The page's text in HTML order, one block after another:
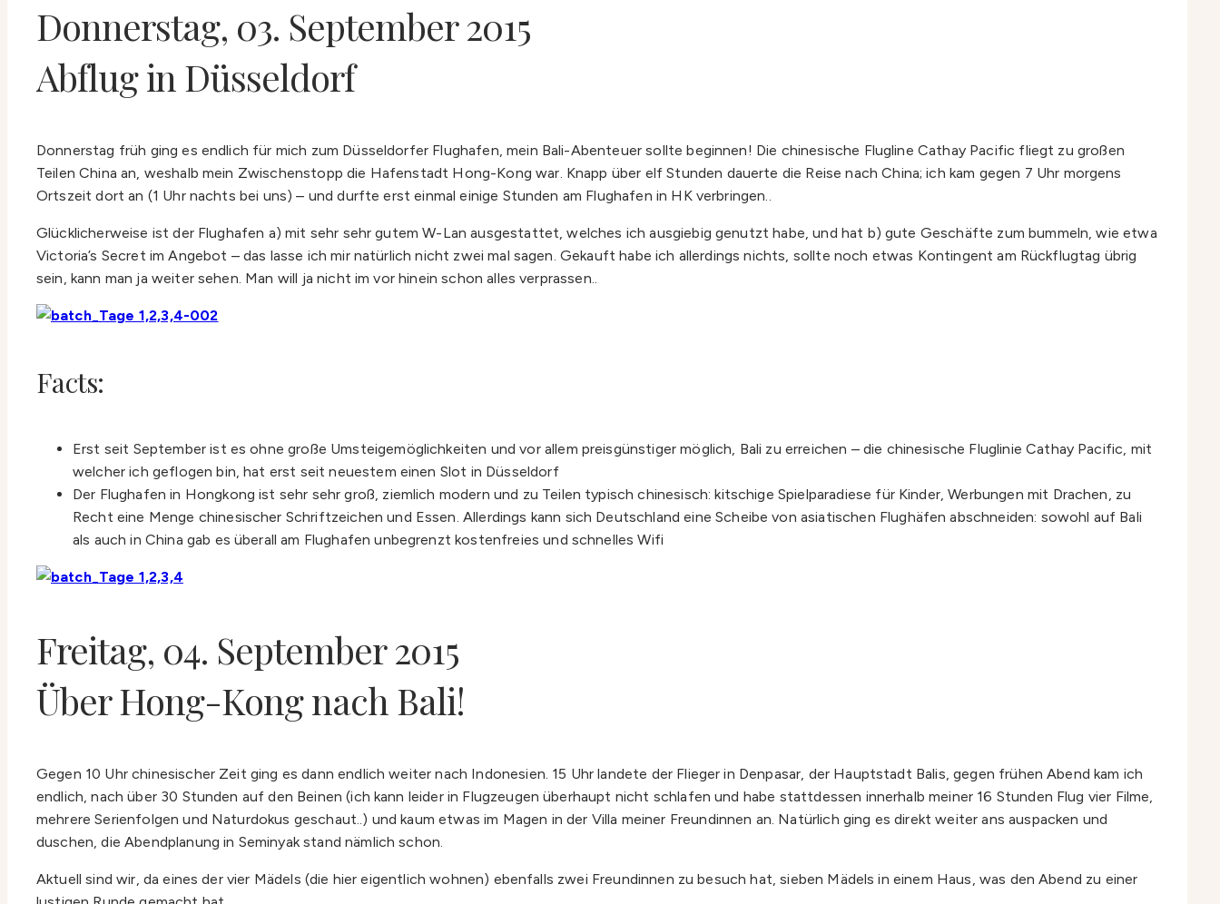
Donnerstag, 03. September 2015
Abflug in Düsseldorf
Donnerstag früh ging es endlich für mich zum Düsseldorfer Flughafen, mein Bali-Abenteuer sollte beginnen! Die chinesische Flugline Cathay Pacific fliegt zu großen
Teilen China an, weshalb mein Zwischenstopp die Hafenstadt Hong-Kong war. Knapp über elf Stunden dauerte die Reise nach China; ich kam gegen 7 Uhr morgens
Ortszeit dort an (1 Uhr nachts bei uns) – und durfte erst einmal einige Stunden am Flughafen in HK verbringen..
Glücklicherweise ist der Flughafen a) mit sehr sehr gutem W-Lan ausgestattet, welches ich ausgiebig genutzt habe, und hat b) gute Geschäfte zum bummeln, wie etwa
Victoria’s Secret im Angebot – das lasse ich mir natürlich nicht zwei mal sagen. Gekauft habe ich allerdings nichts, sollte noch etwas Kontingent am Rückflugtag übrig
sein, kann man ja weiter sehen. Man will ja nicht im vor hinein schon alles verprassen..
Facts:
Erst seit September ist es ohne große Umsteigemöglichkeiten und vor allem preisgünstiger möglich, Bali zu erreichen – die chinesische Fluglinie Cathay Pacific, mit
welcher ich geflogen bin, hat erst seit neuestem einen Slot in Düsseldorf
Der Flughafen in Hongkong ist sehr sehr groß, ziemlich modern und zu Teilen typisch chinesisch: kitschige Spielparadiese für Kinder, Werbungen mit Drachen, zu
Recht eine Menge chinesischer Schriftzeichen und Essen. Allerdings kann sich Deutschland eine Scheibe von asiatischen Flughäfen abschneiden: sowohl auf Bali
als auch in China gab es überall am Flughafen unbegrenzt kostenfreies und schnelles Wifi
Freitag, 04. September 2015
Über Hong-Kong nach Bali!
Gegen 10 Uhr chinesischer Zeit ging es dann endlich weiter nach Indonesien. 15 Uhr landete der Flieger in Denpasar, der Hauptstadt Balis, gegen frühen Abend kam ich
endlich, nach über 30 Stunden auf den Beinen (ich kann leider in Flugzeugen überhaupt nicht schlafen und habe stattdessen innerhalb meiner 16 Stunden Flug vier Filme,
mehrere Serienfolgen und Naturdokus geschaut..) und kaum etwas im Magen in der Villa meiner Freundinnen an. Natürlich ging es direkt weiter ans auspacken und
duschen, die Abendplanung in Seminyak stand nämlich schon.
Aktuell sind wir, da eines der vier Mädels (die hier eigentlich wohnen) ebenfalls zwei Freundinnen zu besuch hat, sieben Mädels in einem Haus, was den Abend zu einer